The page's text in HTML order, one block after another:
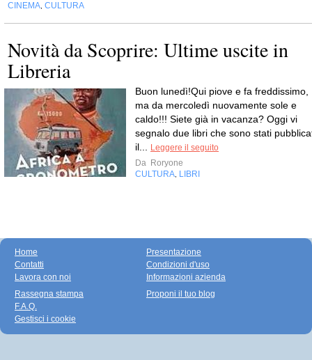
CINEMA CULTURA
Novità da Scoprire: Ultime uscite in
Libreria
Buon lunedì!Qui piove e fa freddissimo,
ma da mercoledì nuovamente sole e
caldo!!! Siete già in vacanza? Oggi vi
segnalo due libri che sono stati
il...
Leggere il seguito
Da Roryone
CULTURA LIBRI
Home
Contatti
Lavora con noi
Presentazione
Condizioni d'uso
Informazioni azienda
Rassegna stampa
F.A.Q.
Gestisci i cookie
Proponi il tuo blog